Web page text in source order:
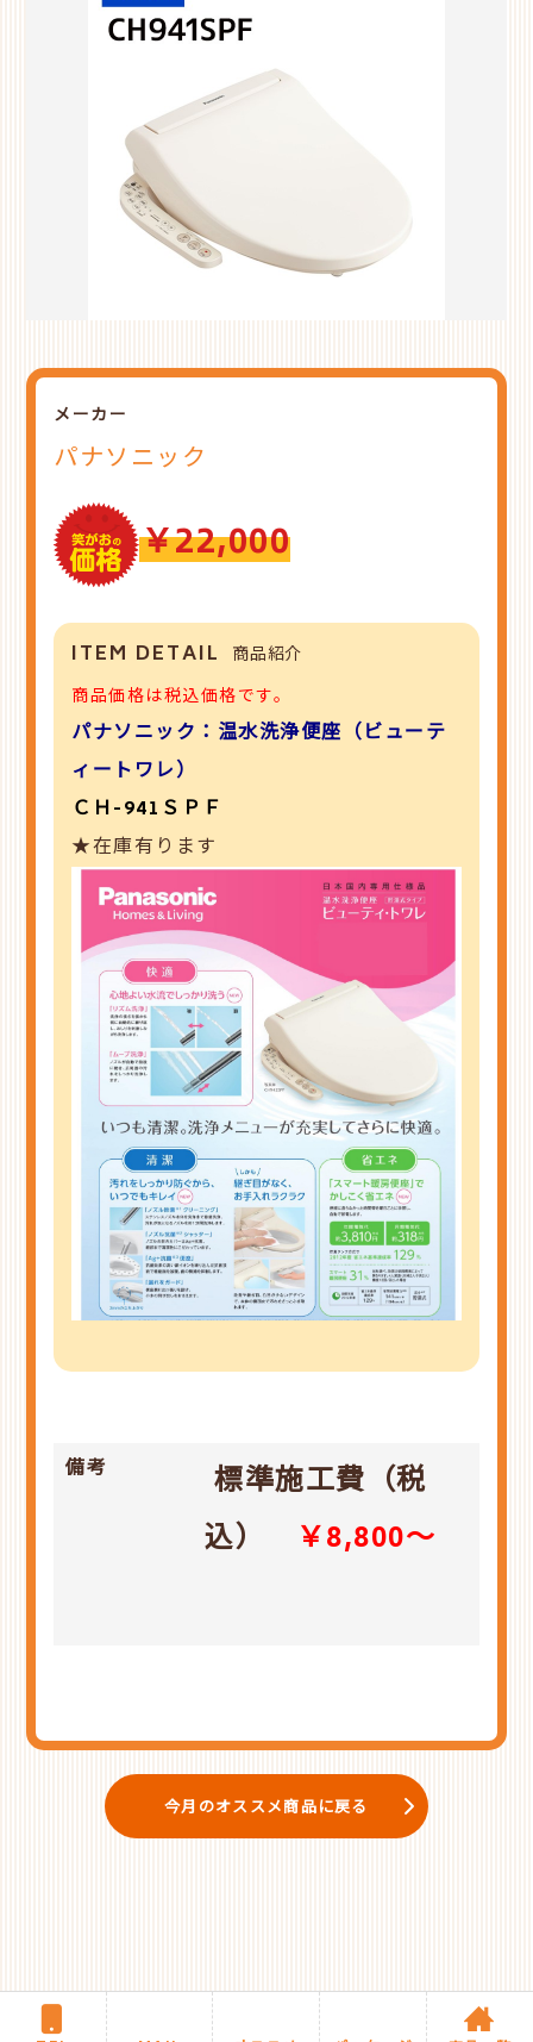
メーカー
パナソニック
￥22,000
ITEM DETAIL 商品紹介
商品価格は税込価格です。
パナソニック：温水洗浄便座（ビューテ
ィートワレ）
ＣＨ-941ＳＰＦ
★在庫有ります
備考
標準施工費（税
込） ￥8,800～
今月のオススメ商品に戻る